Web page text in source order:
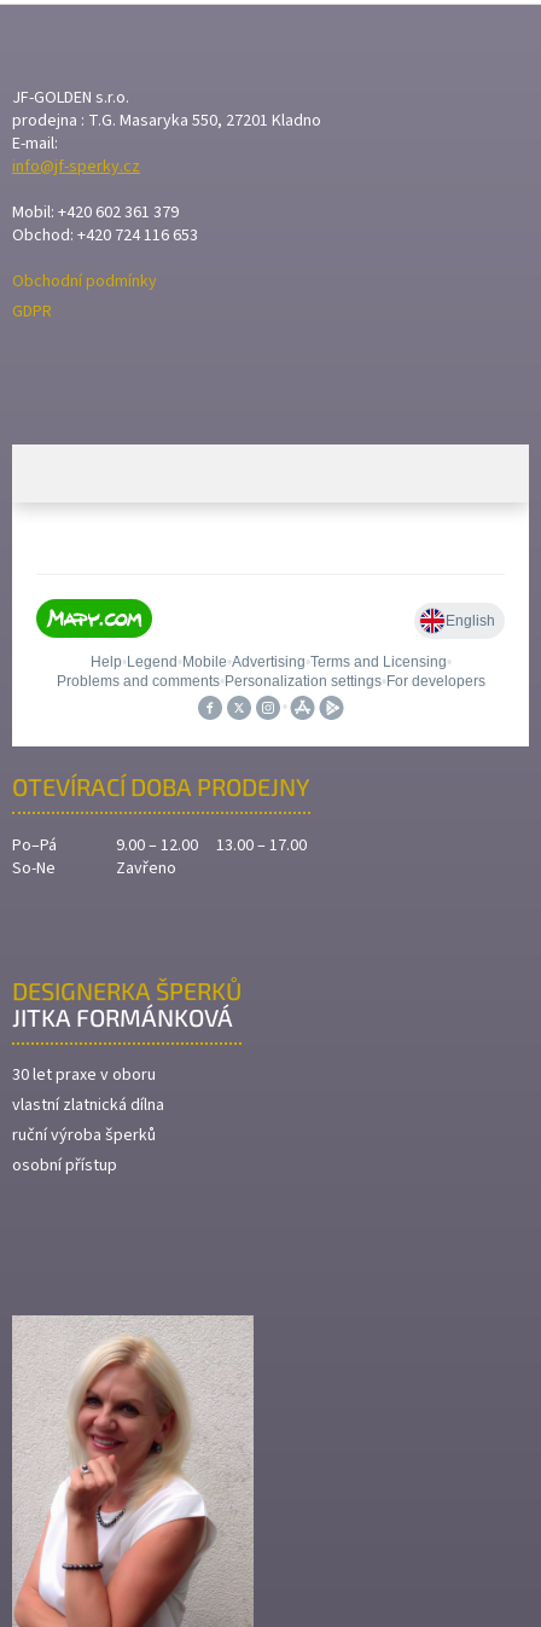
A
T
JF-GOLDEN s.r.o.
prodejna : T.G. Masaryka 550, 27201 Kladno
E-mail:
info@jf-sperky.cz
Mobil: +420 602 361 379
Obchod: +420 724 116 653
Obchodní podmínky
GDPR
OTEVÍRACÍ DOBA PRODEJNY
Po–Pá
9.00 – 12.00 13.00 – 17.00
So-Ne
Zavřeno
DESIGNERKA ŠPERKŮ
JITKA FORMÁNKOVÁ
30 let praxe v oboru
vlastní zlatnická dílna
ruční výroba šperků
osobní přístup